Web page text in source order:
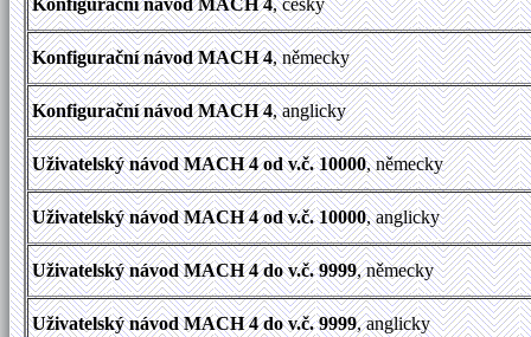
Konfigurační návod MACH 4, česky
Konfigurační návod MACH 4, německy
Konfigurační návod MACH 4, anglicky
Uživatelský návod MACH 4 od v.č. 10000, německy
Uživatelský návod MACH 4 od v.č. 10000, anglicky
Uživatelský návod MACH 4 do v.č. 9999, německy
Uživatelský návod MACH 4 do v.č. 9999, anglicky